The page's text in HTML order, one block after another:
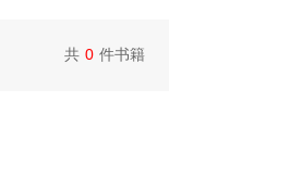
共 0 件书籍